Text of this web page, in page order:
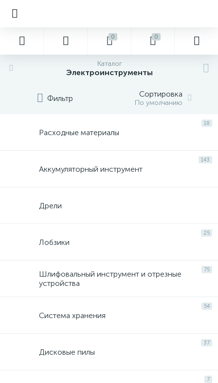
0 0
Каталог
Электроинструменты
Фильтр Сортировка
По умолчанию
18
Расходные материалы
143
Аккумуляторный инструмент
Дрели
25
Лобзики
75
Шлифовальный инструмент и отрезные
устройства
54
Система хранения
37
Дисковые пилы
7